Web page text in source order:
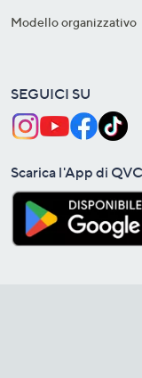
Modello organizzativo
SEGUICI SU
Scarica l'App di QVC